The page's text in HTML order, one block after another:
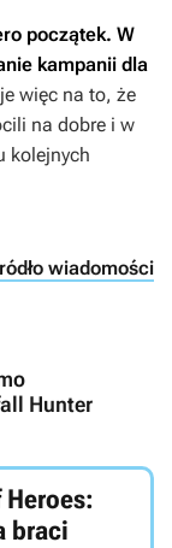
początek. W
kampanii dla
więc na to, że
na dobre i w
kolejnych
wiadomości
Hunter
Heroes:
braci